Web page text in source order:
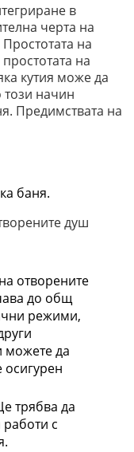
в
черта на
на
на
кутия може да
този начин
Предимствата на
баня.
душ
отворените
до общ
режими,
можете да
осигурен
трябва да
с